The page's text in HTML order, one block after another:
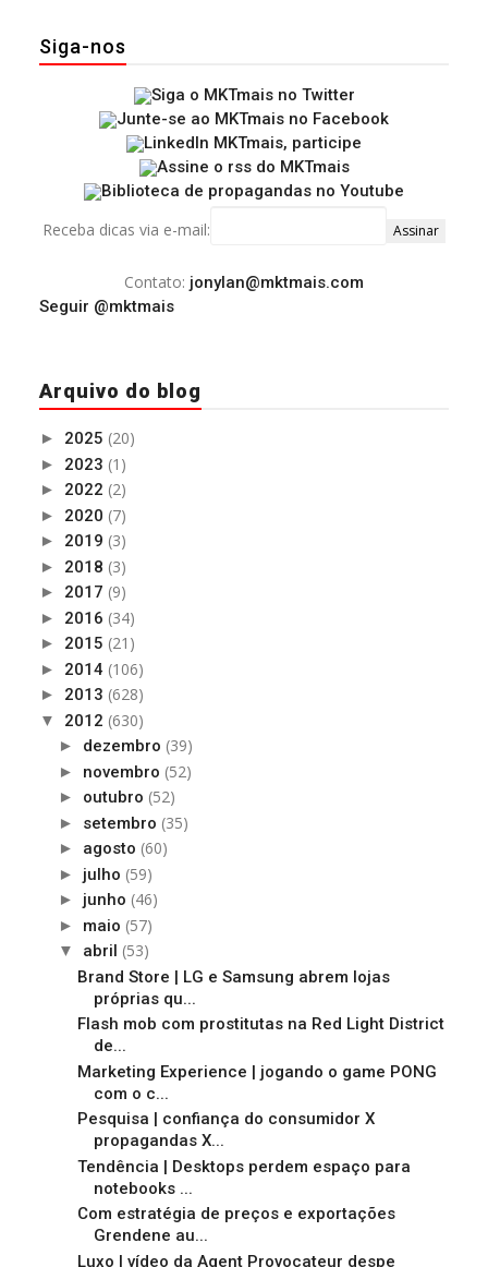
Siga-nos
Receba dicas via e-mail:
Contato: jonylan@mktmais.com
Seguir @mktmais
Arquivo do blog
► 2025 (20)
► 2023 (1)
► 2022 (2)
► 2020 (7)
► 2019 (3)
► 2018 (3)
► 2017 (9)
► 2016 (34)
► 2015 (21)
► 2014 (106)
► 2013 (628)
▼ 2012 (630)
► dezembro (39)
► novembro (52)
► outubro (52)
► setembro (35)
► agosto (60)
► julho (59)
► junho (46)
► maio (57)
▼ abril (53)
Brand Store | LG e Samsung abrem lojas
próprias qu...
Flash mob com prostitutas na Red Light District
de...
Marketing Experience | jogando o game PONG
com o c...
Pesquisa | confiança do consumidor X
propagandas X...
Tendência | Desktops perdem espaço para
notebooks ...
Com estratégia de preços e exportações
Grendene au...
Luxo | vídeo da Agent Provocateur despe